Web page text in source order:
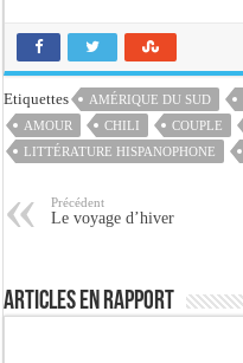
Etiquettes AMÉRIQUE DU SUD
AMOUR
CHILI COUPLE
LITTÉRATURE HISPANOPHONE
Précédent
Le voyage d’hiver
Articles en rapport